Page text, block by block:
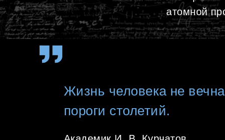
атомной
Жизнь человека не
пороги столетий.